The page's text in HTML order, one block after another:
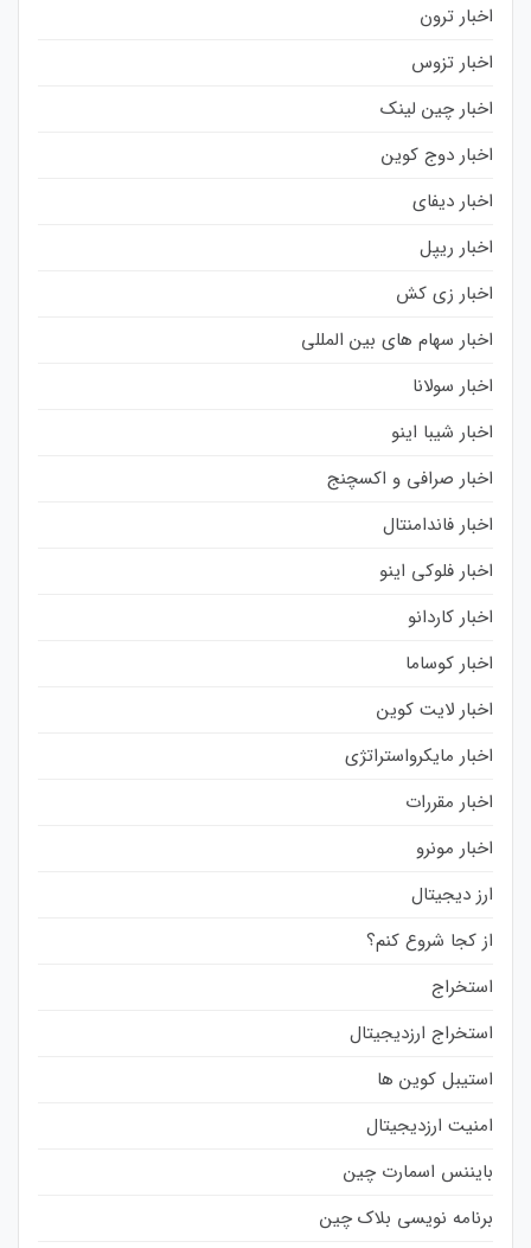
اخبار ترون
اخبار تزوس
اخبار چین لینک
اخبار دوج کوین
اخبار دیفای
اخبار ریپل
اخبار زی کش
اخبار سهام های بین المللی
اخبار سولانا
اخبار شیبا اینو
اخبار صرافی و اکسچنج
اخبار فاندامنتال
اخبار فلوکی اینو
اخبار کاردانو
اخبار کوساما
اخبار لایت کوین
اخبار مایکرواستراتژی
اخبار مقررات
اخبار مونرو
ارز دیجیتال
از کجا شروع کنم؟
استخراج
استخراج ارزدیجیتال
استیبل کوین ها
امنیت ارزدیجیتال
بایننس اسمارت چین
برنامه نویسی بلاک چین